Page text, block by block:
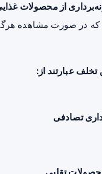
از محصولات
که در صورت مشاهده
تخلف عبارتند از:
تصادفی